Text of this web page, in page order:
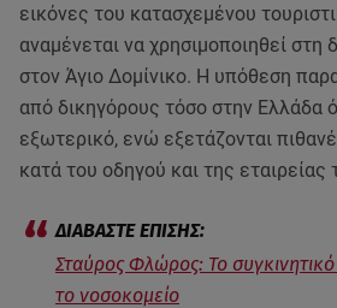
εικόνες του κατασχεμένου
αναμένεται να χρησιμοποιηθεί στη
στον Άγιο Δομίνικο. Η υπόθεση
από δικηγόρους τόσο στην Ελλάδα
εξωτερικό, ενώ εξετάζονται
κατά του οδηγού και της
Σταύρος Φλώρος: Το
το νοσοκομείο